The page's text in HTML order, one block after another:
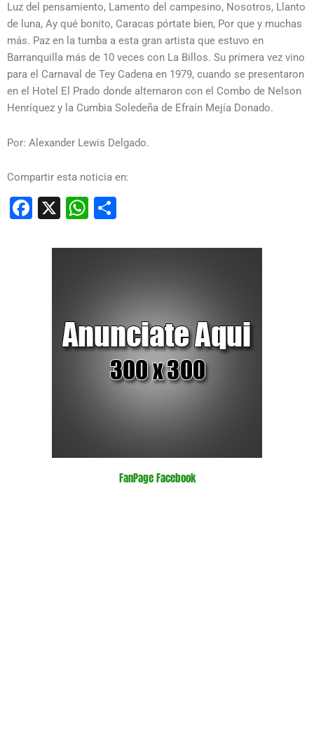
Luz del pensamiento, Lamento del campesino, Nosotros, Llanto
de luna, Ay qué bonito, Caracas pórtate bien, Por que y muchas
más. Paz en la tumba a esta gran artista que estuvo en
Barranquilla más de 10 veces con La Billos. Su primera vez vino
para el Carnaval de Tey Cadena en 1979, cuando se presentaron
en el Hotel El Prado donde alternaron con el Combo de Nelson
Henríquez y la Cumbia Soledeña de Efraín Mejía Donado.
Por: Alexander Lewis Delgado.
Compartir esta noticia en:
Facebook
X WhatsApp
FanPage Facebook